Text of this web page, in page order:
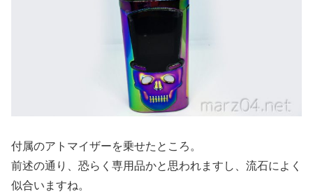
付属のアトマイザーを乗せたところ。
前述の通り、恐らく専用品かと思われますし、流石によく
似合いますね。